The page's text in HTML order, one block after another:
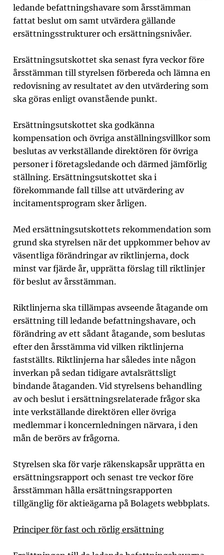
ledande befattningshavare som årsstämman
fattat beslut om samt utvärdera gällande
ersättningsstrukturer och ersättningsnivåer.
Ersättningsutskottet ska senast fyra veckor före
årsstämman till styrelsen förbereda och lämna en
redo­visning av resultatet av den utvärdering som
ska göras enligt ovanstående punkt.
Ersättningsutskottet ska godkänna
kompensation och övriga anställningsvillkor som
beslutas av verk­ställande direktören för övriga
personer i företagsledande och därmed jämförlig
ställning. Ersättningsutskottet ska i
förekommande fall tillse att utvärdering av
incitamentsprogram sker årligen.
Med ersättningsutskottets rekommendation som
grund ska styrelsen när det uppkommer behov av
väsentliga förändringar av riktlinjerna, dock
minst var fjärde år, upprätta förslag till riktlinjer
för beslut av årsstämman.
Riktlinjerna ska tillämpas avseende åtagande om
ersättning till ledande befattningshavare, och
förändring av ett sådant åtagande, som beslutas
efter den årsstämma vid vilken riktlinjerna
fastställts. Riktlinjerna har således inte någon
inverkan på sedan tidigare avtalsrättsligt
bindande åtaganden. Vid styrelsens behandling
av och beslut i ersättningsrelaterade frågor ska
inte verkställande direktören eller övriga
medlemmar i koncernledningen närvara, i den
mån de berörs av frågorna.
Styrelsen ska för varje räkenskapsår upprätta en
ersättningsrapport och senast tre veckor före
årsstämman hålla ersättningsrapporten
tillgänglig för aktieägarna på Bolagets webbplats.
Principer för fast och rörlig ersättning